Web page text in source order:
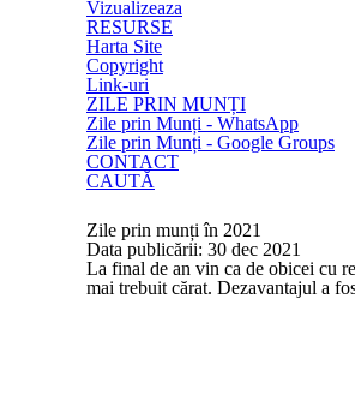
Vizualizeaza
RESURSE
Harta Site
Copyright
Link-uri
ZILE PRIN MUNȚI
Zile prin Munți - WhatsApp
Zile prin Munți - Google Groups
CONTACT
CAUTĂ
Zile prin munți în 2021
Data publicării: 30 dec 2021
La final de an vin ca de obicei cu
mai trebuit cărat. Dezavantajul a